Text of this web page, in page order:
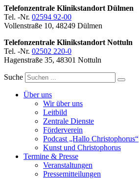
Telefonzentrale Klinikstandort Dülmen
Tel. -Nr. 02594 92-00
Vollenstraße 10, 48249 Dülmen
Telefonzentrale Klinikstandort Nottuln
Tel. -Nr. 02502 220-0
Hagenstraße 35, 48301 Nottuln
Suche
Über uns
Wir über uns
Leitbild
Zentrale Dienste
Förderverein
Podcast „Hallo Christophorus“
Kunst und Christophorus
Termine & Presse
Veranstaltungen
Pressemitteilungen